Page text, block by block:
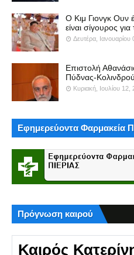
Ο Κιμ Γιονγκ Ουν
είναι σίγουρος
Δευτέρα, Ιανουαρίου
Επιστολή
Πύδνας-
Κυριακή, Ιουλίου 12,
Εφημερεύοντα Φαρμακεία
Πρόγνωση καιρού
Καιρός